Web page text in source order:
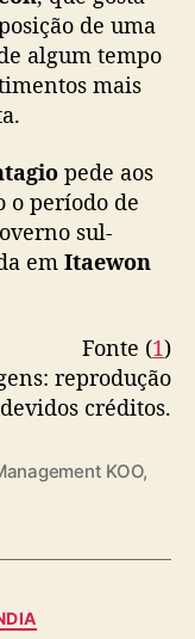
A
S
T
R
e
P
a
r
k
e
o
de uma
algum tempo
mais
pede aos
o período de
sul-
em Itaewon
Fonte (1)
reprodução
créditos.
KOO,